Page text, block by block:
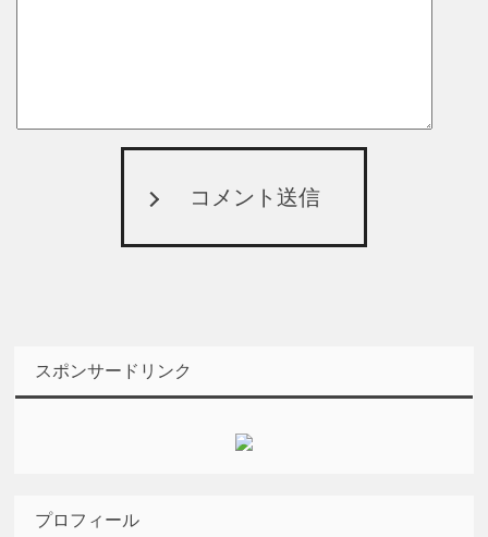
コメント送信
スポンサードリンク
プロフィール